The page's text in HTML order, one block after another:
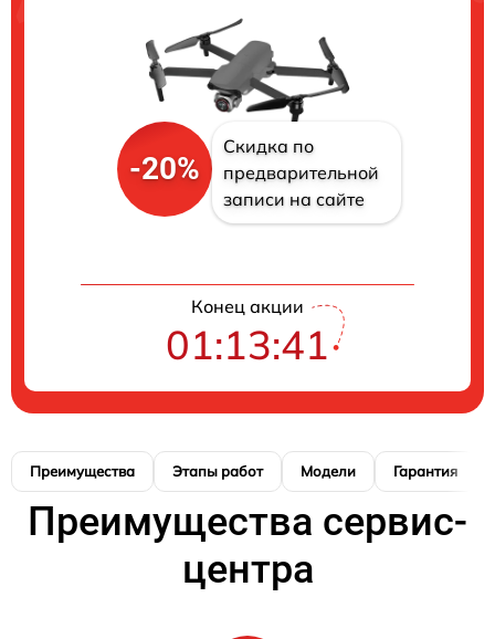
-20%
Скидка по
предварительной
записи на сайте
Конец акции
01:13:41
Преимущества Этапы работ Модели Гарантия
Преимущества сервис-
центра